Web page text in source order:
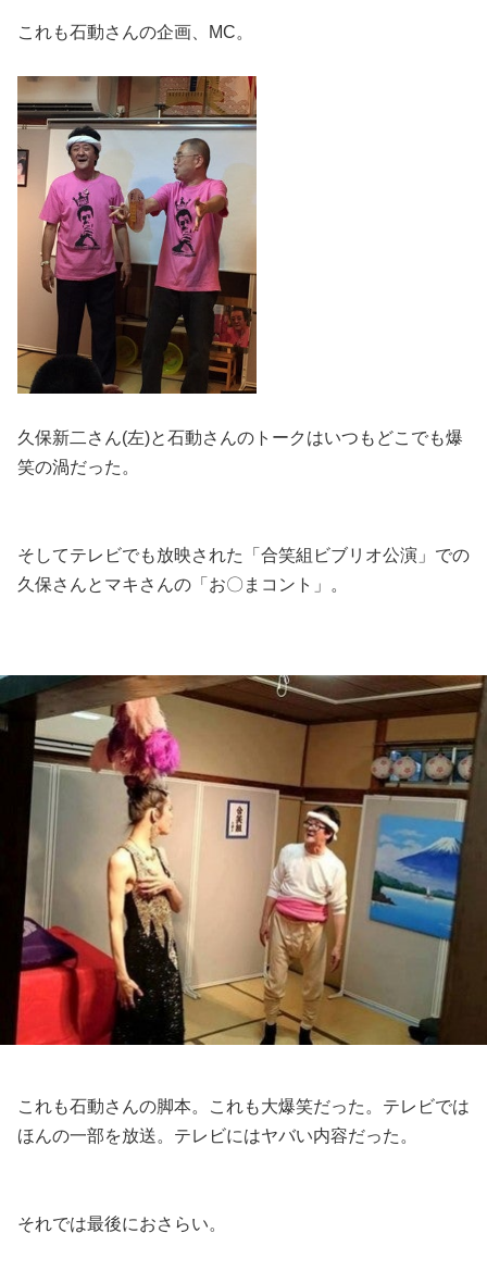
これも石動さんの企画、MC。
久保新二さん(左)と石動さんのトークはいつもどこでも爆
笑の渦だった。
そしてテレビでも放映された「合笑組ビブリオ公演」での
久保さんとマキさんの「お〇まコント」。
これも石動さんの脚本。これも大爆笑だった。テレビでは
ほんの一部を放送。テレビにはヤバい内容だった。
それでは最後におさらい。